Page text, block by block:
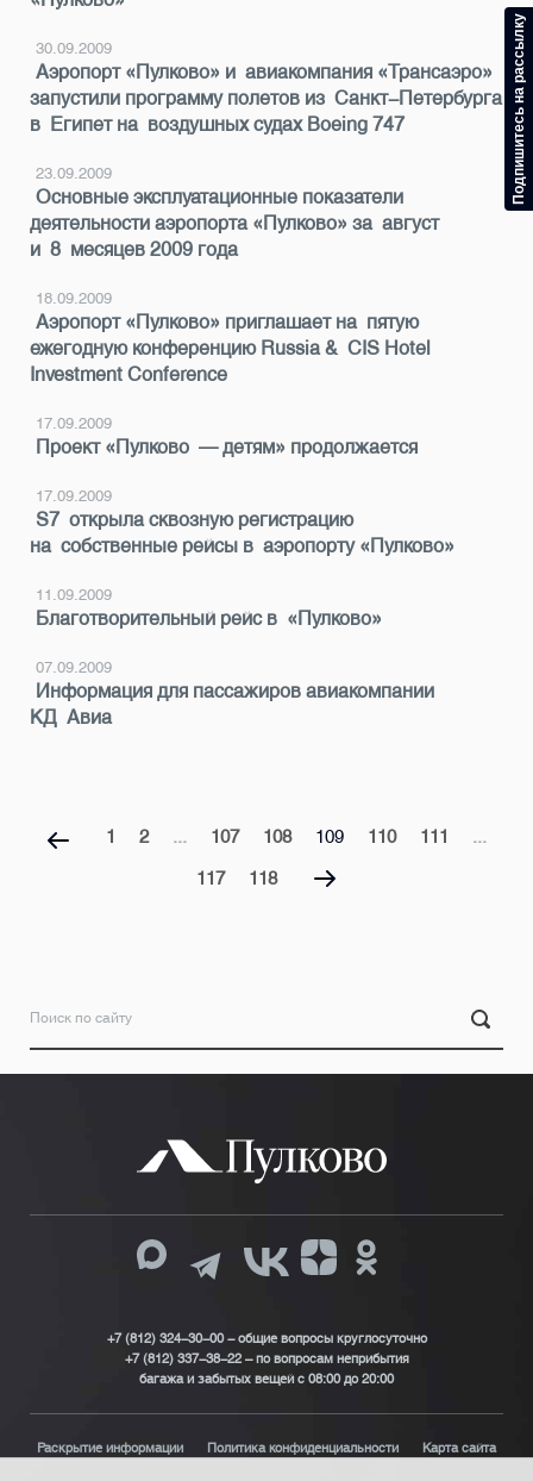
30.09.2009
Аэропорт «Пулково» и авиакомпания «Трансаэро»
запустили программу полетов из Санкт-Петербурга
в Египет на воздушных судах Boeing 747
23.09.2009
Основные эксплуатационные показатели
деятельности аэропорта «Пулково» за август
и 8 месяцев 2009 года
18.09.2009
Аэропорт «Пулково» приглашает на пятую
ежегодную конференцию Russia & CIS Hotel
Investment Conference
17.09.2009
Проект «Пулково — детям» продолжается
17.09.2009
S7 открыла сквозную регистрацию
на собственные рейсы в аэропорту «Пулково»
11.09.2009
Благотворительный рейс в «Пулково»
07.09.2009
Информация для пассажиров авиакомпании
КД Авиа
1 2 ... 107 108 109 110 111 ...
117 118
+7 (812) 324-30-00 - общие вопросы круглосуточно
+7 (812) 337-38-22 – по вопросам неприбытия
багажа и забытых вещей с 08:00 до 20:00
Раскрытие информации Политика конфиденциальности Карта сайта
Подпишитесь на рассылку